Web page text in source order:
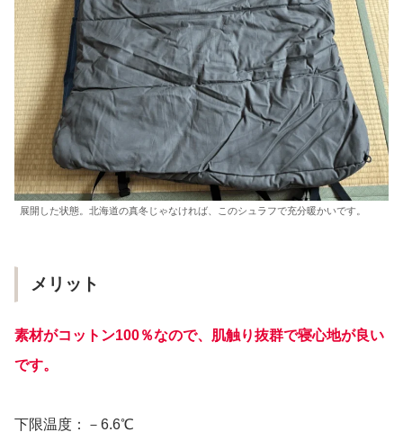
展開した状態。北海道の真冬じゃなければ、このシュラフで充分暖かいです。
メリット
素材がコットン100％なので、肌触り抜群で寝心地が良い
です。
下限温度：－6.6℃